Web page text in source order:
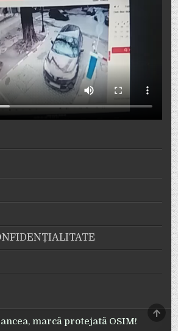
marcă protejată OSIM!